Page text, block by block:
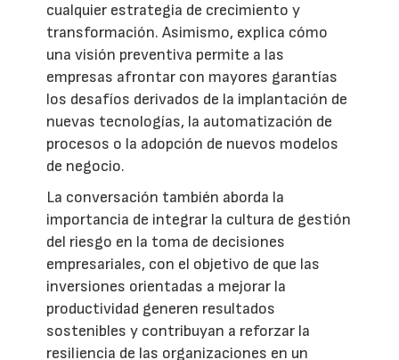
cualquier estrategia de crecimiento y
transformación. Asimismo, explica cómo
una visión preventiva permite a las
empresas afrontar con mayores garantías
los desafíos derivados de la implantación de
nuevas tecnologías, la automatización de
procesos o la adopción de nuevos modelos
de negocio.
La conversación también aborda la
importancia de integrar la cultura de gestión
del riesgo en la toma de decisiones
empresariales, con el objetivo de que las
inversiones orientadas a mejorar la
productividad generen resultados
sostenibles y contribuyan a reforzar la
resiliencia de las organizaciones en un